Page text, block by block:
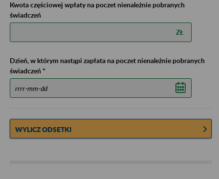
Kwota częściowej wpłaty na poczet nienależnie pobranych
świadczeń
ZŁ
Dzień, w którym nastąpi zapłata na poczet nienależnie pobranych
świadczeń *
WYLICZ ODSETKI